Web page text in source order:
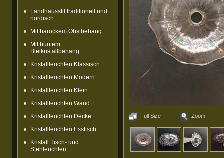
Landhausstil traditionell und
nordisch
Mit barockem Obstbehang
Mit buntem
Bleikristallbehang
Kristallleuchten Klassisch
Kristallleuchten Modern
Kristallleuchten Klein
Kristallleuchten Wand
Kristallleuchten Decke
Kristallleuchten Esstisch
Kristall Tisch- und
Stehleuchten
Full Size Zoom